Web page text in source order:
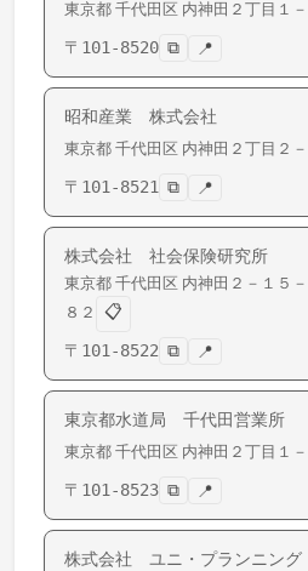
東京都 千代田区 内神田 ２丁目１
〒 101-8520 ⧉ 📍
昭和産業 株式会社
東京都 千代田区 内神田 ２丁目２
〒 101-8521 ⧉ 📍
株式会社 社会保険研究所
東京都 千代田区 内神田 ２－１５
８２
📋
〒 101-8522 ⧉ 📍
東京都水道局 千代田営業所
東京都 千代田区 内神田 ２丁目１
〒 101-8523 ⧉ 📍
株式会社 ユニ・プランニング